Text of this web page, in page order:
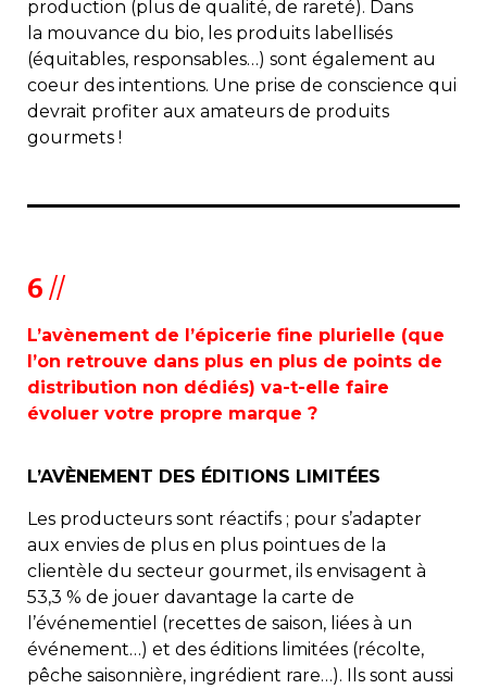
production (plus de qualité, de rareté). Dans
la mouvance du bio, les produits labellisés
(équitables, responsables…) sont également au
coeur des intentions. Une prise de conscience qui
devrait profiter aux amateurs de produits
gourmets !
6 //
L’avènement de l’épicerie fine plurielle (que
l’on retrouve dans plus en plus de points de
distribution non dédiés) va-t-elle faire
évoluer votre propre marque ?
L’AVÈNEMENT DES ÉDITIONS LIMITÉES
Les producteurs sont réactifs ; pour s’adapter
aux envies de plus en plus pointues de la
clientèle du secteur gourmet, ils envisagent à
53,3 % de jouer davantage la carte de
l’événementiel (recettes de saison, liées à un
événement…) et des éditions limitées (récolte,
pêche saisonnière, ingrédient rare…). Ils sont aussi